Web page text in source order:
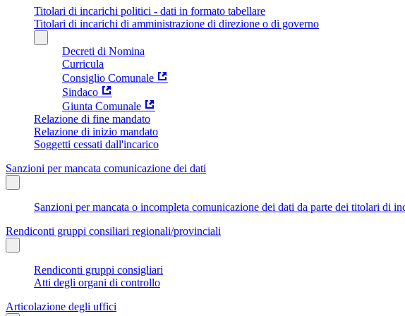
Titolari di incarichi politici - dati in formato tabellare
Titolari di incarichi di amministrazione di direzione o di governo
Decreti di Nomina
Curricula
Consiglio Comunale
Sindaco
Giunta Comunale
Relazione di fine mandato
Relazione di inizio mandato
Soggetti cessati dall'incarico
Sanzioni per mancata comunicazione dei dati
Sanzioni per mancata o incompleta comunicazione dei dati da parte dei titolari di
Rendiconti gruppi consiliari regionali/provinciali
Rendiconti gruppi consigliari
Atti degli organi di controllo
Articolazione degli uffici